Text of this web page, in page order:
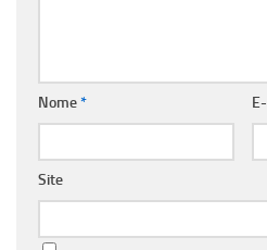
Nome*
Site